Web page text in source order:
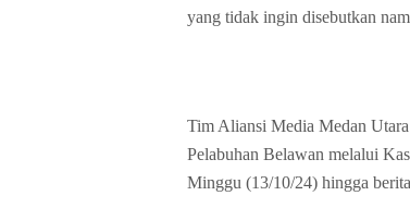
yang tidak ingin disebutkan
Tim Aliansi Media Medan
Pelabuhan Belawan melalui
Minggu (13/10/24) hingga